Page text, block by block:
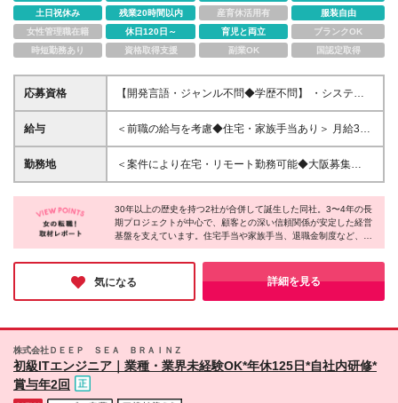
土日祝休み
残業20時間以内 産育休活用有
服装自由
女性管理職在籍
休日120日～ 育児と両立
ブランクOK
時短勤務あり
資格取得支援 副業OK 国認定取得
応募資格
【開発言語・ジャンル不問◆学歴不問】 ・システム
開発の実務経験がある方 （業務系、Webアプリ、ス
マホアプリ、組込など※1年以上を想定） ＼こんな方
の開発領域でもチャレンジしたい ＊自由度の高い会
社で働きたい
給与
＜前職の給与を考慮◆住宅・家族手当あり＞ 月給30
万円～40万円＋各種手当＋賞与 ※年齢・能力・経験
などに応じて決定いたします ※残業代は全額支給いた
万円まで／月） ■住宅手当（1～5万円まで／月） ■家
族手当（1万円～／月） ※家族構成によって変動いた
します ※扶養家族のみ（配偶者1万円/月、第一子0.3
勤務地
＜案件により在宅・リモート勤務可能◆大阪募集
◆U・Iターン歓迎＞ ■本社 大阪府大阪市西区西本町1
丁目13−36 西本町芙蓉ビル 2F ■勤務先 大阪府内の
プロジェクト先に勤務 ※変更の範囲：上記を除く当社
関連勤務地※ ※関西に本社あり※
30年以上の歴史を持つ2社が合併して誕生した同社。3〜4年の長
期プロジェクトが中心で、顧客との深い信頼関係が安定した経営
基盤を支えています。住宅手当や家族手当、退職金制度など、長
く働くための福利厚生も充実！残業は月20時間以下で、ライフイ
ベント時には働き方の相談も可能♪腰を据えて技術を磨きつつ、
将来への安心も手に入れたい。そんな欲張りな願いを、ここなら
確かな実績と共に叶えられます！
気になる 詳細を見る
株式会社ＤＥＥＰ ＳＥＡ ＢＲＡＩＮＺ
初級ITエンジニア｜業種・業界未経験OK*年休125日*自社内研修*
賞与年2回